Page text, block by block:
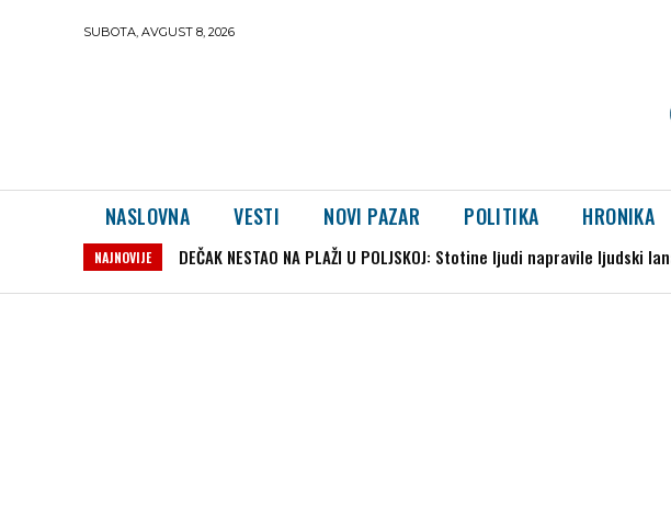
SUBOTA, AVGUST 8, 2026
NASLOVNA VESTI NOVI PAZAR POLITIKA HRONIKA
NAJNOVIJE DEČAK NESTAO NA PLAŽI U POLJSKOJ: Stotine ljudi napravile ljudski
Uhapšen muškarac za kojim su tragale policije u Valjevu i Beogradu